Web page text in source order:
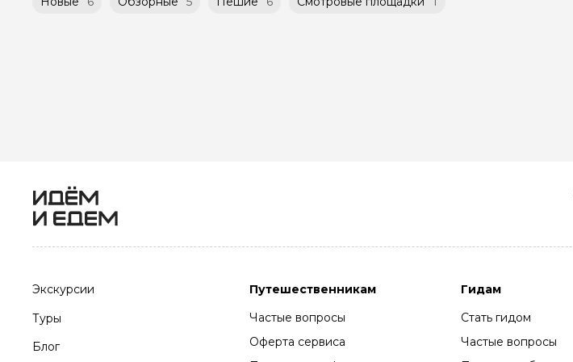
Экскурсии
Туры
Блог
Путешественникам
Частые вопросы
Оферта сервиса
Гидам
Стать гидом
Частые вопросы